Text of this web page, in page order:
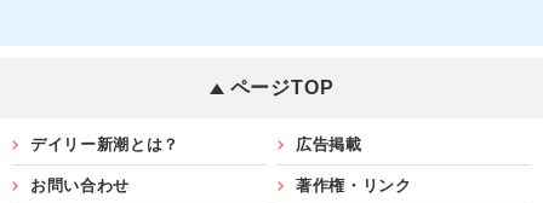
ページTOP
デイリー新潮とは？ 広告掲載
お問い合わせ 著作権・リンク